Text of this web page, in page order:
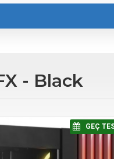
- Black
⠀GEÇ